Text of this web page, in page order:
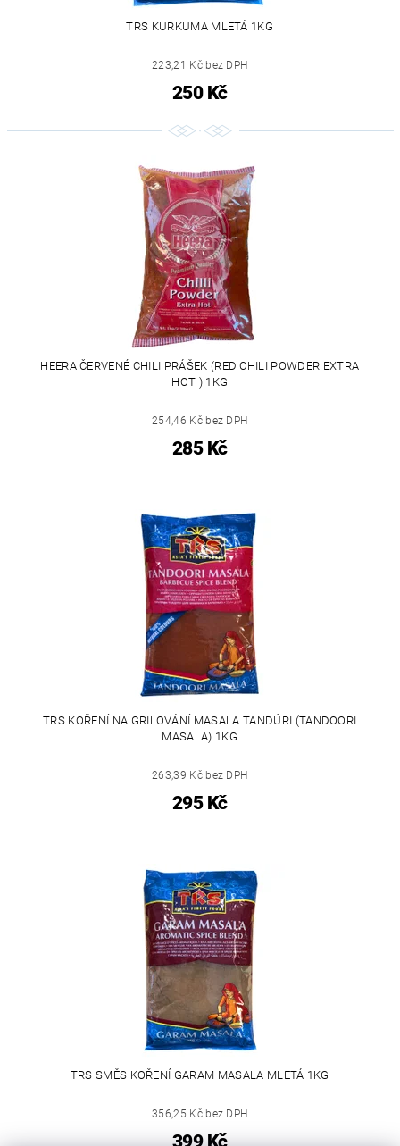
TRS KURKUMA MLETÁ 1KG
223,21 Kč bez DPH
250 Kč
HEERA ČERVENÉ CHILI PRÁŠEK (RED CHILI POWDER EXTRA
HOT ) 1KG
254,46 Kč bez DPH
285 Kč
TRS KOŘENÍ NA GRILOVÁNÍ MASALA TANDÚRI (TANDOORI
MASALA) 1KG
263,39 Kč bez DPH
295 Kč
TRS SMĚS KOŘENÍ GARAM MASALA MLETÁ 1KG
356,25 Kč bez DPH